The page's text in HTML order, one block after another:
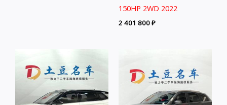
150HP 2WD 2022
2 401 800₽